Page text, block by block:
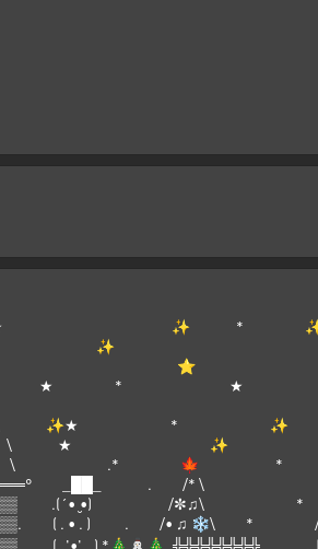
★ ✨ *
★
\ \
* ✨ * ★
✨ ★ ❄
.* 🍁 * ✨
_██_ . /*
.(´• ̮•) /✼♫\ *
( . • . ) . /• ♫
(..'•'.. ) *🎄⛄🎄˛╬╬╬╬╬╬╬╬